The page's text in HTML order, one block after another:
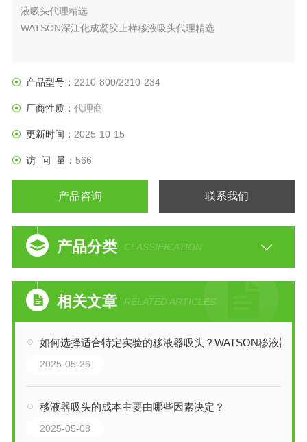
液吸头代理精选
WATSON深江化成凝胶上样移液吸头代理精选
服务
产品型号： 2210-800/2210-234
厂商性质： 代理商
更新时间： 2025-10-15
访 问 量： 566
产品咨询 联系我们
产品分类 CLASSIFICATION
相关文章 RELATED ARTICLES
如何选择适合特定实验的移液器吸头？WATSON移液器
2025-05-26
移液器吸头的成本主要由哪些因素决定？
2025-05-08